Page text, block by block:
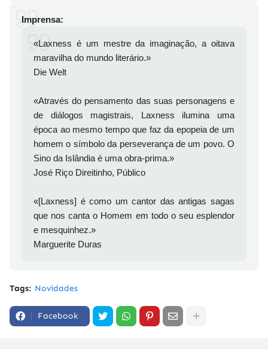
Imprensa:
«Laxness é um mestre da imaginação, a oitava
maravilha do mundo literário.»
Die Welt
«Através do pensamento das suas personagens e
de diálogos magistrais, Laxness ilumina uma
época ao mesmo tempo que faz da epopeia de um
homem o símbolo da perseverança de um povo. O
Sino da Islândia é uma obra-prima.»
José Riço Direitinho, Público
«[Laxness] é como um cantor das antigas sagas
que nos canta o Homem em todo o seu esplendor
e mesquinhez.»
Marguerite Duras
Tags: Novidades
Facebook